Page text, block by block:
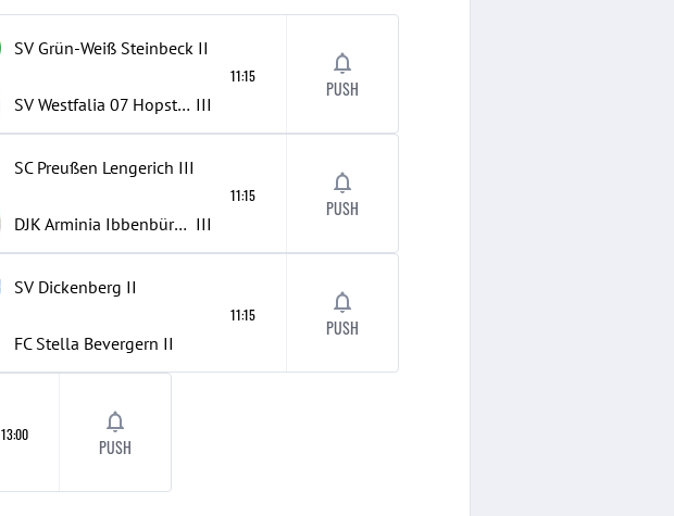
SV Grün-Weiß Steinbeck II
SV Westfalia 07 Hopsten III
11:15
PUSH
SC Preußen Lengerich III
DJK Arminia Ibbenbüren III
11:15
PUSH
SV Dickenberg II
FC Stella Bevergern II
11:15
PUSH
13:00
PUSH